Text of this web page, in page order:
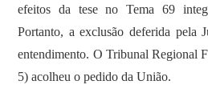
efeitos da tese no Tema 69
Portanto, a exclusão deferida pela
entendimento. O Tribunal Regional
5) acolheu o pedido da União.